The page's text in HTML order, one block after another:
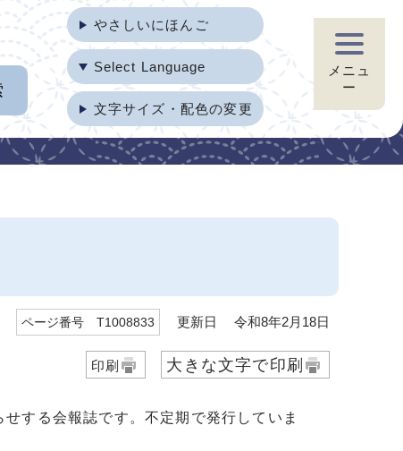
やさしいにほんご
Select Language
文字サイズ・配色の変更
メニュ
ー
ページ番号 T1008833 更新日 令和8年2月18日
印刷 大きな文字で印刷
する会報誌です。不定期で発行していま